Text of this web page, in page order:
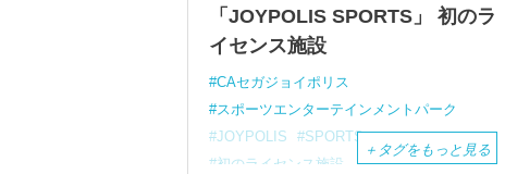
「JOYPOLIS SPORTS」 初のラ
イセンス施設
CAセガジョイポリス
スポーツエンターテインメントパーク
JOYPOLIS
SPORTS
初のライセンス施設
＋ タグをもっと見る